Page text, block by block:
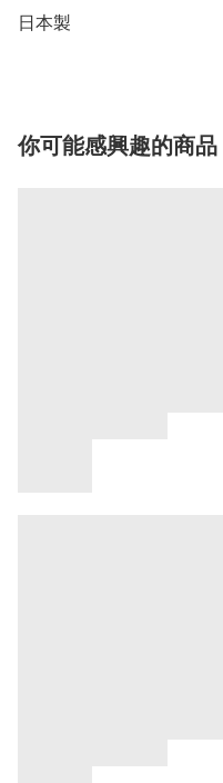
日本製
你可能感興趣的商品